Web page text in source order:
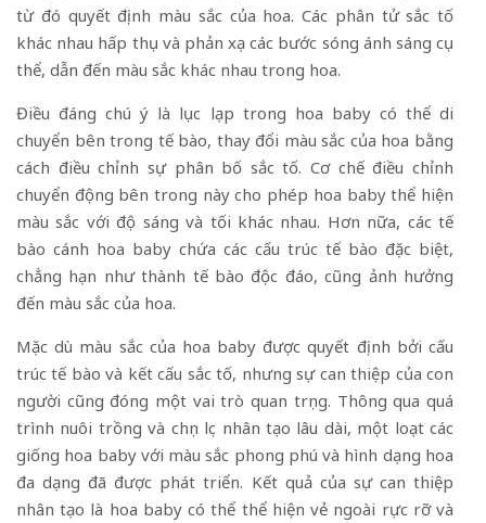
từ đó quyết định màu sắc của hoa. Các phân tử sắc tố
khác nhau hấp thụ và phản xạ các bước sóng ánh sáng cụ
thể, dẫn đến màu sắc khác nhau trong hoa.
Điều đáng chú ý là lục lạp trong hoa baby có thể di
chuyển bên trong tế bào, thay đổi màu sắc của hoa bằng
cách điều chỉnh sự phân bố sắc tố. Cơ chế điều chỉnh
chuyển động bên trong này cho phép hoa baby thể hiện
màu sắc với độ sáng và tối khác nhau. Hơn nữa, các tế
bào cánh hoa baby chứa các cấu trúc tế bào đặc biệt,
chẳng hạn như thành tế bào độc đáo, cũng ảnh hưởng
đến màu sắc của hoa.
Mặc dù màu sắc của hoa baby được quyết định bởi cấu
trúc tế bào và kết cấu sắc tố, nhưng sự can thiệp của con
người cũng đóng một vai trò quan trọng. Thông qua quá
trình nuôi trồng và chọn lọc nhân tạo lâu dài, một loạt các
giống hoa baby với màu sắc phong phú và hình dạng hoa
đa dạng đã được phát triển. Kết quả của sự can thiệp
nhân tạo là hoa baby có thể thể hiện vẻ ngoài rực rỡ và